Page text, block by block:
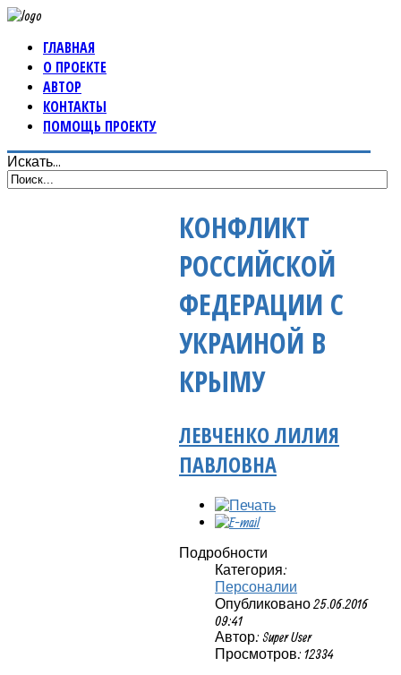
ГЛАВНАЯ
О ПРОЕКТЕ
АВТОР
КОНТАКТЫ
ПОМОЩЬ ПРОЕКТУ
Искать...
КОНФЛИКТ
РОССИЙСКОЙ
ФЕДЕРАЦИИ С
УКРАИНОЙ В
КРЫМУ
ЛЕВЧЕНКО ЛИЛИЯ
ПАВЛОВНА
Подробности
Категория:
Персоналии
Опубликовано 25.06.2016
09:41
Автор: Super User
Просмотров: 12334